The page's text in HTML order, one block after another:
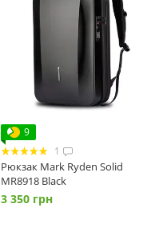
9
1
Рюкзак Mark Ryden Solid
MR8918 Black
3 350 грн